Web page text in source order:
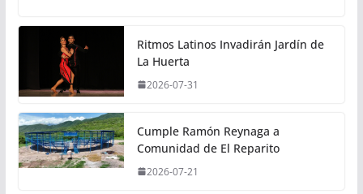
Ritmos Latinos Invadirán Jardín de
La Huerta
2026-07-31
Cumple Ramón Reynaga a
Comunidad de El Reparito
2026-07-21